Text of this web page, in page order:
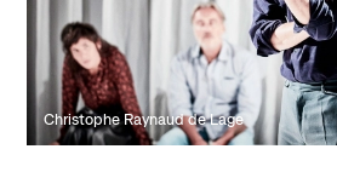
Christophe Raynaud de Lage